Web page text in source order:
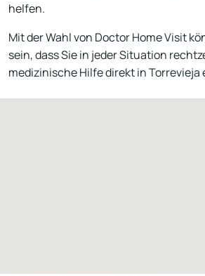
helfen.
Mit der Wahl von Doctor Home Visit
sein, dass Sie in jeder Situation
medizinische Hilfe direkt in Torrevieja